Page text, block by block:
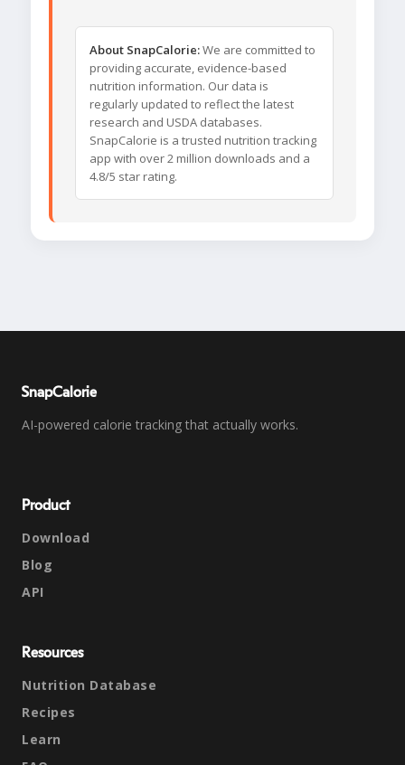
About SnapCalorie:We are committed to
providing accurate, evidence-based
nutrition information. Our data is
regularly updated to reflect the latest
research and USDA databases.
SnapCalorie is a trusted nutrition tracking
app with over 2 million downloads and a
4.8/5 star rating.
SnapCalorie
AI-powered calorie tracking that actually works.
Product
Download
Blog
API
Resources
Nutrition Database
Recipes
Learn